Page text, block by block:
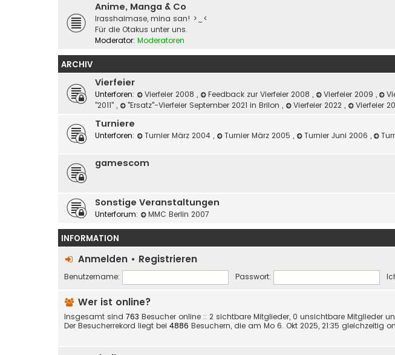
Anime, Manga & Co
Irasshaimase, mina san! >_<
Für die Otakus unter uns.
Moderator: Moderatoren
ARCHIV
Vierfeier
Unterforen: Vierfeier 2008 , Feedback zur Vierfeier 2008 , Vierfeier 2009 ,
"2011" , "Ersatz"-Vierfeier September 2021 in Brilon , Vierfeier 2022 , Vierfeier
Turniere
Unterforen: Turnier März 2004 , Turnier März 2005 , Turnier Juni 2006 ,
gamescom
Sonstige Veranstaltungen
Unterforum: MMC Berlin 2007
INFORMATION
Anmelden • Registrieren
Benutzername: Passwort:
Wer ist online?
Insgesamt sind 763 Besucher online :: 2 sichtbare Mitglieder, 0 unsichtbare Mitglieder
Der Besucherrekord liegt bei 4886 Besuchern, die am Mo 6. Okt 2025, 21:35 gleichzeitig